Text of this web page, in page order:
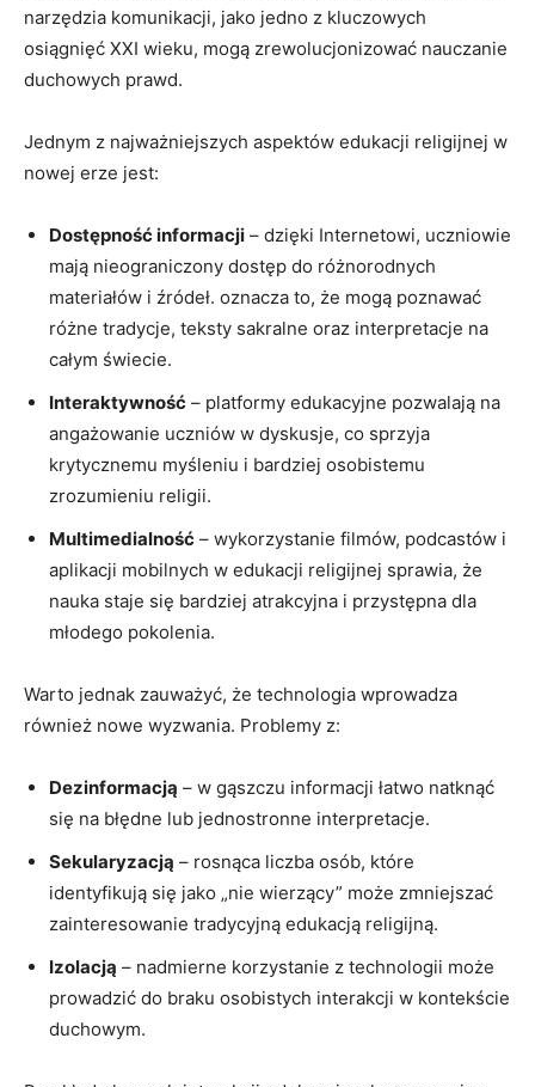
narzędzia komunikacji, jako jedno z kluczowych
osiągnięć XXI wieku, mogą zrewolucjonizować nauczanie
duchowych prawd.
Jednym z najważniejszych aspektów edukacji religijnej w
nowej erze jest:
Dostępność informacji – dzięki Internetowi, uczniowie
mają nieograniczony dostęp do różnorodnych
materiałów i źródeł. oznacza to, że mogą poznawać
różne tradycje, teksty sakralne oraz interpretacje na
całym świecie.
Interaktywność – platformy edukacyjne pozwalają na
angażowanie uczniów w dyskusje, co sprzyja
krytycznemu myśleniu i bardziej osobistemu
zrozumieniu religii.
Multimedialność – wykorzystanie filmów, podcastów i
aplikacji mobilnych w edukacji religijnej sprawia, że
nauka staje się bardziej atrakcyjna i przystępna dla
młodego pokolenia.
Warto jednak zauważyć, że technologia wprowadza
również nowe wyzwania. Problemy z:
Dezinformacją – w gąszczu informacji łatwo natknąć
się na błędne lub jednostronne interpretacje.
Sekularyzacją – rosnąca liczba osób, które
identyfikują się jako „nie wierzący” może zmniejszać
zainteresowanie tradycyjną edukacją religijną.
Izolacją – nadmierne korzystanie z technologii może
prowadzić do braku osobistych interakcji w kontekście
duchowym.